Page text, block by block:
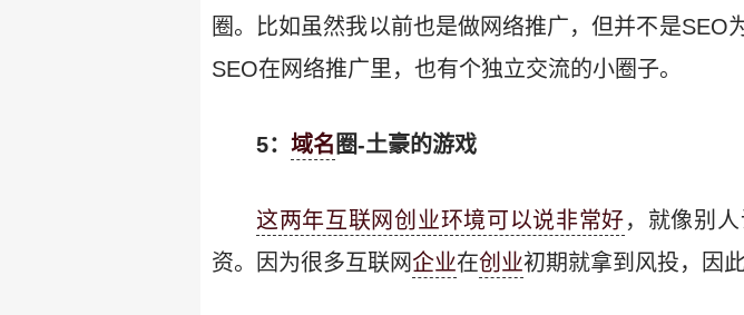
圈。比如虽然我以前也是做网络推广，但并不是SEO
SEO在网络推广里，也有个独立交流的小圈子。
5： 域名 圈-土豪的游戏
这两年互联网创业环境可以说非常好，就像别
资。因为很多互联网 企业在创业初期就拿到风投，因